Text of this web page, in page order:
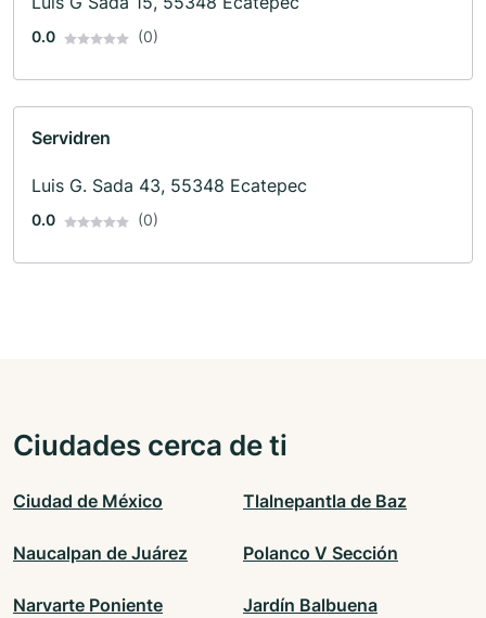
0.0 (0)
Servidren
Luis G. Sada 43, 55348 Ecatepec
0.0 (0)
Ciudades cerca de ti
Ciudad de México Tlalnepantla de Baz
Naucalpan de Juárez Polanco V Sección
Narvarte Poniente Jardín Balbuena